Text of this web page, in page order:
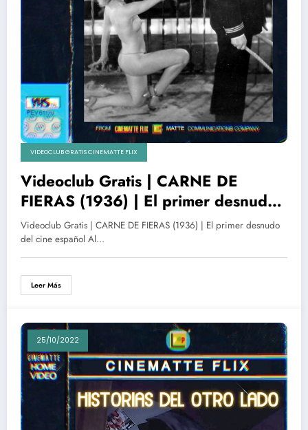
VIDEOCLUB GRATIS CINEMATTE FLIX
Videoclub Gratis | CARNE DE
FIERAS (1936) | El primer desnudo
del cine español
Videoclub Gratis | CARNE DE FIERAS (1936) | El primer desnudo
del cine español Al…
Leer Más
25/10/2022